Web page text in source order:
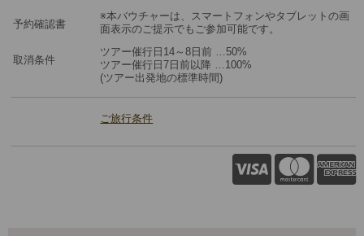
予約確認書
※本バウチャーは、スマートフォンやタブレットの画
面表示のご提示でもご参加可能です。
取消条件
ツアー催行日14～8日前 …50%
ツアー催行日7日前以降 …100%
(ツアー出発地の標準時間)
ご旅行条件